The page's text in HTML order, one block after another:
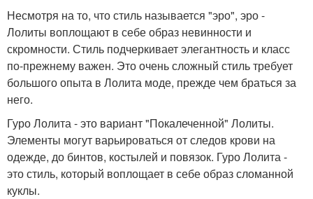
Несмотря на то, что стиль называется "эро", эро -
Лолиты воплощают в себе образ невинности и
скромности. Стиль подчеркивает элегантность и класс
по-прежнему важен. Это очень сложный стиль требует
большого опыта в Лолита моде, прежде чем браться за
него.
Гуро Лолита - это вариант "Покалеченной" Лолиты.
Элементы могут варьироваться от следов крови на
одежде, до бинтов, костылей и повязок. Гуро Лолита -
это стиль, который воплощает в себе образ сломанной
куклы.